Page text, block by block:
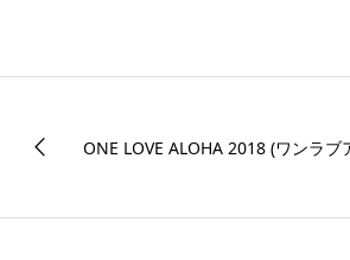
ONE LOVE ALOHA 2018 (ワンラブ